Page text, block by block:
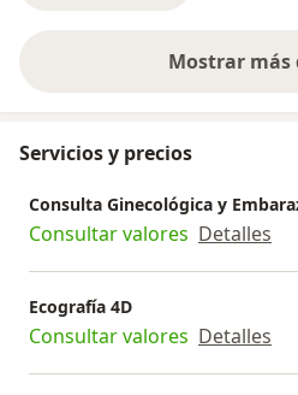
Mostrar más
Servicios y precios
Consulta Ginecológica y
Consultar valores Detalles
Ecografía 4D
Consultar valores Detalles